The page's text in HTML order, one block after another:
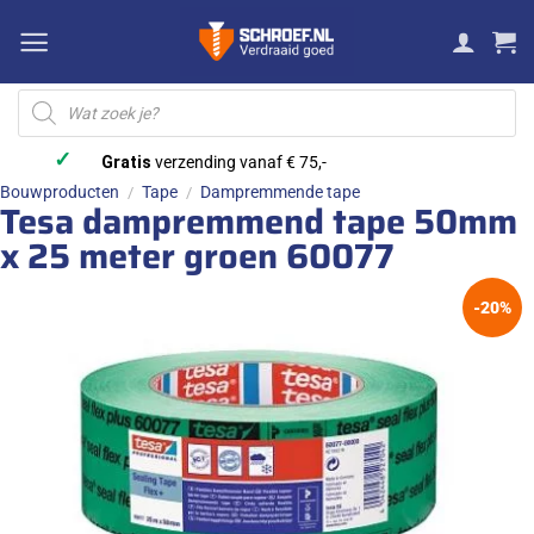
naar
inhoud
Producten
zoeken
✓ Gratis verzending vanaf € 75,-
Bouwproducten / Tape / Dampremmende tape
Tesa dampremmend tape 50mm
x 25 meter groen 60077
-20%